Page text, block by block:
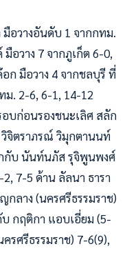
อวางอันดับ 1 จากกทม.
อวาง 7 จากภูเก็ต 6-0,
ก มือวาง 4 จากชลบุรี ที่
. 2-6, 6-1, 14-12
บก่อนรองชนะเลิศ สลัก
จิตราภรณ์ วิมุกตานนท์
กับ นันท์นภัส รุจิพูนพงศ์
7-5 ด้าน ลัลนา ธารา
ลาง (นครศรีธรรมราช)
กฤติกา แอบเอี่ยม (5-
ศรีธรรมราช) 7-6(9),